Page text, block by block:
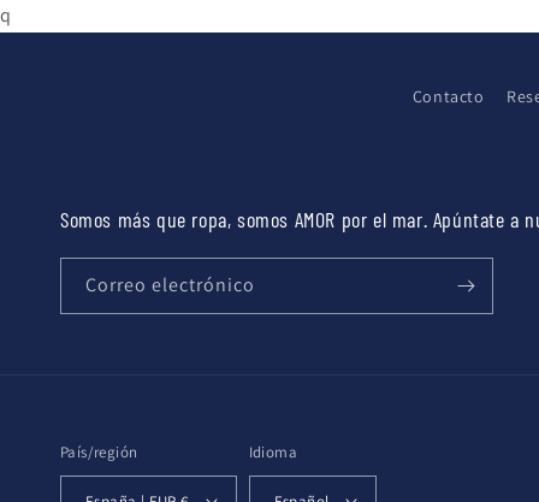
q
Contacto
Somos más que ropa, somos AMOR por el mar. Apúntate a
Correo electrónico
País/región Idioma